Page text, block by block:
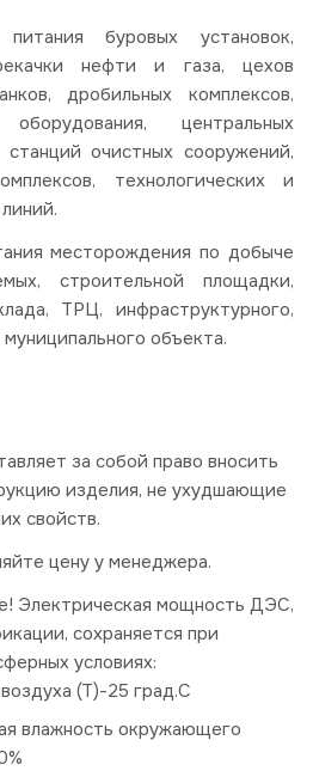
буровых установок,
нефти и газа, цехов
дробильных комплексов,
оборудования, центральных
станций очистных сооружений,
технологических и
месторождения по добыче
строительной площадки,
ТРЦ, инфраструктурного,
объекта.
за собой право вносить
изделия, не ухудшающие
свойств.
цену у менеджера.
Электрическая мощность ДЭС,
сохраняется при
условиях:
(Т)-25 град.С
влажность окружающего